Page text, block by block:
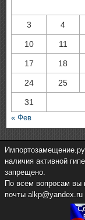
3 4
10 11
17 18
24 25
31
« Фев
наличия активной
запрещено.
По всем вопросам вы
почты alkp@yandex.ru